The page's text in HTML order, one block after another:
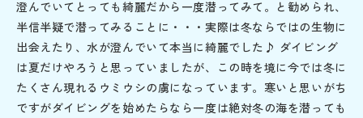
澄んでいてとっても綺麗だから一度潜ってみて。と勧められ、
半信半疑で潜ってみることに・・・実際は冬ならではの生物に
出会えたり、水が澄んでいて本当に綺麗でした♪ ダイビング
は夏だけやろうと思っていましたが、この時を境に今では冬に
たくさん現れるウミウシの虜になっています。寒いと思いがち
ですがダイビングを始めたらなら一度は絶対冬の海を潜っても